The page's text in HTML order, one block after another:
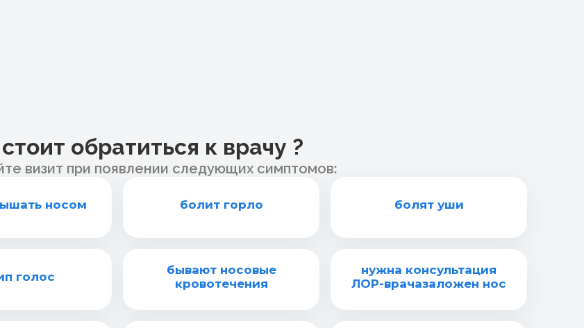
обратиться к врачу ?
визит при появлении следующих симптомов:
носом болит горло болят уши
голос
бывают носовые
кровотечения
нужна консультация
ЛОР-врачазаложен нос